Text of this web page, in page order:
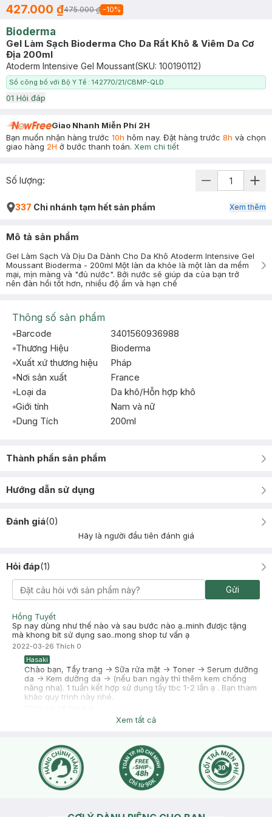
427.000 ₫475.000 ₫ -10%
Bioderma
Gel Làm Sạch Bioderma Cho Da Rất Khô & Viêm Da Cơ
Địa 200ml
Atoderm Intensive Gel Moussant(SKU: 100190112)
Số công bố với Bộ Y Tế : 142770/21/CBMP-QLD
01 Hỏi đáp
Giao Nhanh Miễn Phí 2H
Bạn muốn nhận hàng trước 10h hôm nay. Đặt hàng trước 8h và chọn
giao hàng 2H ở bước thanh toán. Xem chi tiết
Số lượng:
337 Chi nhánh tạm hết sản phẩm Xem thêm
Mô tả sản phẩm
Gel Làm Sạch Và Dịu Da Dành Cho Da Khô Atoderm Intensive Gel
Moussant Bioderma - 200ml Một làn da khỏe là một làn da mềm
mại, mịn màng và "đủ nước". Bởi nước sẽ giúp da của bạn trở
nên đàn hồi tốt hơn, nhiều độ ẩm và hạn chế
Thông số sản phẩm
Barcode
3401560936988
Thương Hiệu
Bioderma
Xuất xứ thương hiệu
Pháp
Nơi sản xuất
France
Loại da
Da khô/Hỗn hợp khô
Giới tính
Nam và nữ
Dung Tích
200ml
Thành phần sản phẩm
Hướng dẫn sử dụng
Đánh giá(0)
Hãy là người đầu tiên đánh giá
Hỏi đáp(1)
Gửi
Hồng Tuyết
Sp nay dùng như thế nào và sau bước nào ạ..minh đươjc tặng
mà khong bít sử dụng sao..mong shop tư vấn ạ
2022-03-26 Thích 0
Hasaki
Chào bạn, Tẩy trang -> Sữa rửa mặt -> Toner -> Serum dưỡng
da -> Kem dưỡng da -> (nếu ban ngày thì thêm kem chống
năng nha). 1 tuần kết hợp sử dụng tẩy tbc 1-2 lần ạ . Bạn tham
khảo quy trình này nhé.
Xem tất cả